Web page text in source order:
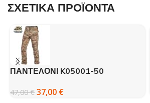
ΣΧΕΤΙΚΑ ΠΡΟΪΟΝΤΑ
ΠΑΝΤΕΛΟΝΙ K05001-50
47,00€ 37,00 €